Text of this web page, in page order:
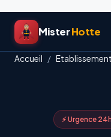
Aller
contenu
MisterHotte
Accueil /
⚡ Urgence